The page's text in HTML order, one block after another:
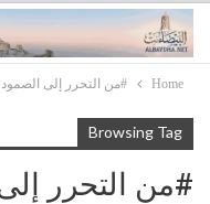
Home #من التحرر إلى الصمود
Browsing Tag
#من التحرر